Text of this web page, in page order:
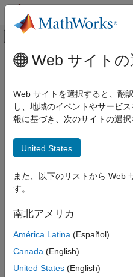
コンテンツへスキップ
オフキャンバス
ドキュメンテーションのホーム
Simscape
Foundation ブロック ライブラリ
カテゴリ
遅延
離散
線形演算子
周期的演算子
Sinks
メインコンテンツ
ソース
物理量信号のソースのシミ
このライブラリには、物理
Simscape ブロック
PS Constant
定数の
PS Ramp
Number
Web サイトの
Web サイトを選択すると、翻
し、地域のイベントやサービ
報に基づき、次のサイトの選
United States
また、以下のリストから Web
す。
南北アメリカ
América Latina (Español)
Canada (English)
United States (English)